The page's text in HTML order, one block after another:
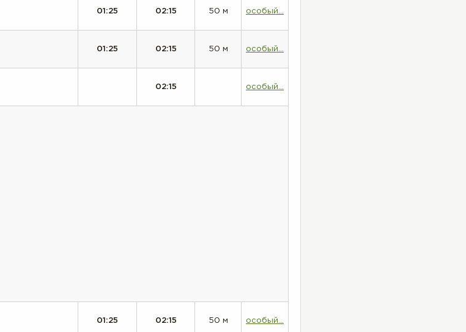
01:25 02:15 50 м особый...
01:25 02:15 50 м особый...
02:15 особый...
01:25 02:15 50 м особый...